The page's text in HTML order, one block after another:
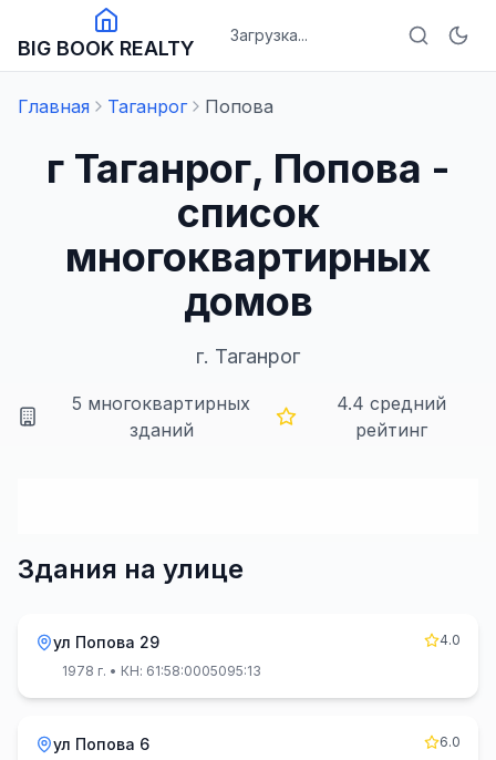
BIG BOOK REALTY
Загрузка...
Главная Таганрог Попова
г Таганрог, Попова -
список
многоквартирных
домов
г. Таганрог
5 многоквартирных
зданий
4.4 средний
рейтинг
Здания на улице
ул Попова 29
4.0
1978 г. • КН: 61:58:0005095:13
ул Попова 6
6.0